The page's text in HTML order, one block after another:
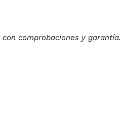
comprobaciones y garantía.